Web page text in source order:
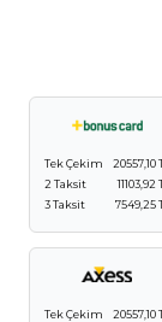
Tek Çekim
20557,10
2 Taksit
11103,92
3 Taksit
7549,25
Tek Çekim
20557,10